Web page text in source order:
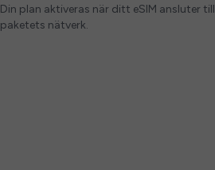
Din plan aktiveras när ditt eSIM ansluter till
paketets nätverk.